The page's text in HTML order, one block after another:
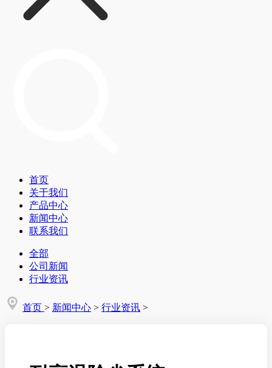
首页
关于我们
产品中心
新闻中心
联系我们
全部
公司新闻
行业资讯
首页 > 新闻中心 > 行业资讯 >